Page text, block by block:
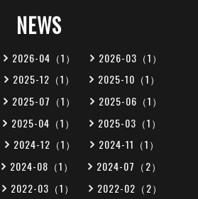
NEWS
2026-04（1）
2026-03（1）
2025-12（1）
2025-10（1）
2025-07（1）
2025-06（1）
2025-04（1）
2025-03（1）
2024-12（1）
2024-11（1）
2024-08（1）
2024-07（2）
2022-03（1）
2022-02（2）